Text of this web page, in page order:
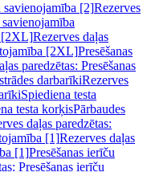
savienojamība [2]Rezerves
savienojamība
[2XL]Rezerves daļas
[2XL]Presēšanas
paredzētas: Presēšanas
darbarīkiRezerves
Spiediena testa
testa korķisPārbaudes
daļas paredzētas:
[1]Rezerves daļas
[1]Presēšanas ierīču
Presēšanas ierīču